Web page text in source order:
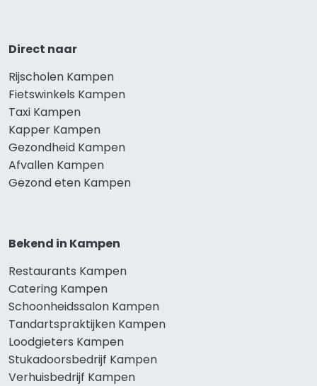
Direct naar
Rijscholen Kampen
Fietswinkels Kampen
Taxi Kampen
Kapper Kampen
Gezondheid Kampen
Afvallen Kampen
Gezond eten Kampen
Bekend in Kampen
Restaurants Kampen
Catering Kampen
Schoonheidssalon Kampen
Tandartspraktijken Kampen
Loodgieters Kampen
Stukadoorsbedrijf Kampen
Verhuisbedrijf Kampen